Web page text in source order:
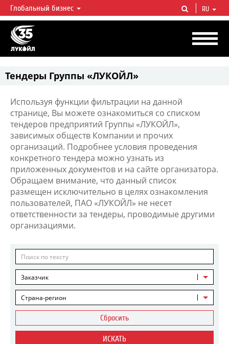
ЛУКОЙЛ СЕГОДНЯ
ЛУКОЙЛ — одна из крупнейших вертикально интегрированных
нефтегазовых компаний в мире, на долю которой приходится более 2%
мировой добычи нефти и около 1% доказанных запасов углеводородов.
Глобальный бизнес RU
Тендеры Группы «ЛУКОЙЛ»
Используя функции фильтрации на данной
странице, Вы можете ознакомиться со списком
тендеров предприятий Группы «ЛУКОЙЛ»,
зависимых обществ Компании и прочих
организаций. Подробнее условия проведения
конкретного тендера можно узнать из
приложенных документов и на сайте организатора.
Обращаем внимание, что данный список
размещен исключительно в целях ознакомления
пользователей, ПАО «ЛУКОЙЛ» не несет
ответственности за тендеры, проводимые другими
организациями.
Заказчик
Страна-регион
Сбросить
ИСКАТЬ